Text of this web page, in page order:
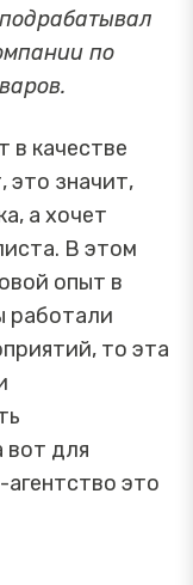
по
в качестве
это значит,
а хочет
В этом
опыт в
работали
то эта
вот для
это